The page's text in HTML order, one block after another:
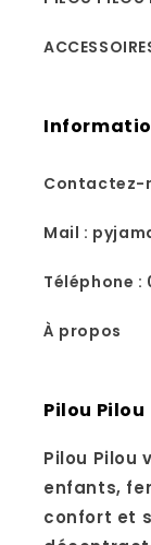
Contactez-
Mail :
Téléphone :
À propos
Pilou Pilou
Pilou Pilou
enfants,
confort et